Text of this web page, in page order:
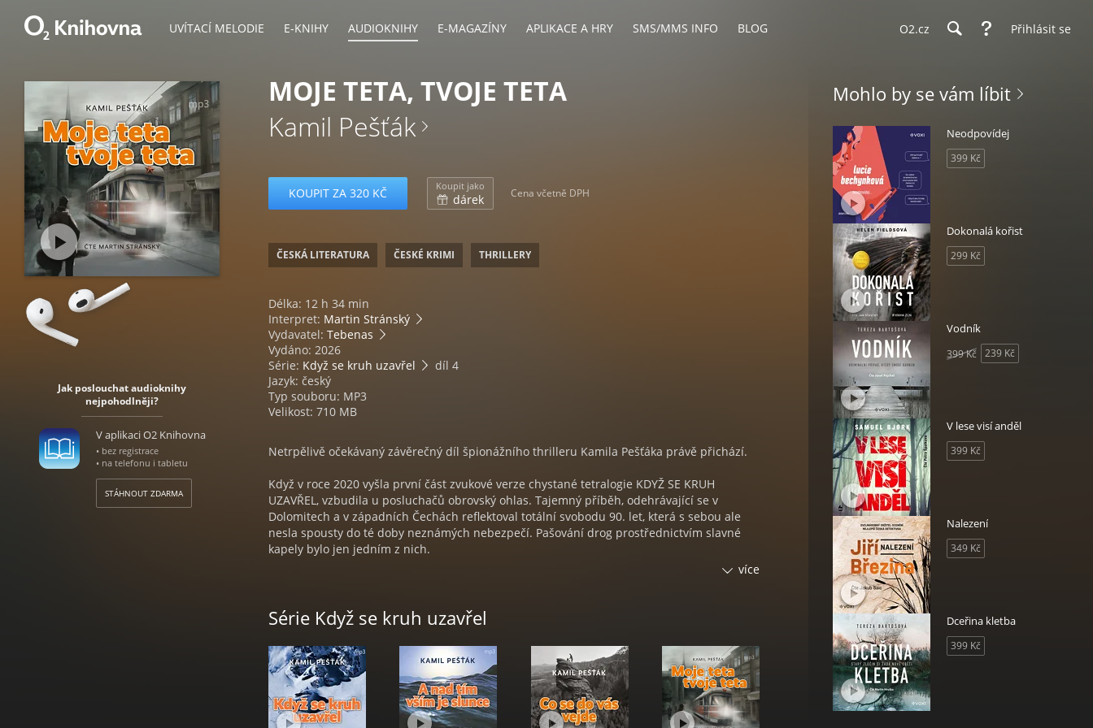
UVÍTACÍ MELODIE E-KNIHY AUDIOKNIHY E-MAGAZÍNY APLIKACE A HRY SMS/MMS INFO BLOG O2.cz Přihlásit se
Jak poslouchat audioknihy
nejpohodlněji?
V aplikaci O2 Knihovna
• bez registrace
• na telefonu i tabletu
STÁHNOUT ZDARMA
MOJE TETA, TVOJE TETA
Kamil Pešťák
KOUPIT ZA 320 KČ Koupit jako
dárek Cena včetně DPH
ČESKÁ LITERATURA ČESKÉ KRIMI THRILLERY
Délka: 12 h 34 min
Interpret: Martin Stránský
Vydavatel: Tebenas
Vydáno: 2026
Série: Když se kruh uzavřel
díl 4
Jazyk: český
Typ souboru: MP3
Velikost: 710 MB
Netrpělivě očekávaný závěrečný díl špionážního thrilleru Kamila Pešťáka právě přichází.
Když v roce 2020 vyšla první část zvukové verze chystané tetralogie KDYŽ SE KRUH
UZAVŘEL, vzbudila u posluchačů obrovský ohlas. Tajemný příběh, odehrávající se v
Dolomitech a v západních Čechách reflektoval totální svobodu 90. let, která s sebou ale
nesla spousty do té doby neznámých nebezpečí. Pašování drog prostřednictvím slavné
kapely bylo jen jedním z nich.
děj tu do období obou světových válek, jindy do pekla komunistické normalizace. Tam se z
velké části odehrává i děj závěrečné části.
Prokop Falk alias Prófa se vzdá plánů na emigraci a zůstává v Československu se svou
těhotnou přítelkyní. Železná opona se mezitím definitivně a neprodyšně uzavře. Teprve
náhodné setkání s tajuplnou ženou spustí lavinu událostí, které přivedou Prokopa zpět do
sítě zpravodajských her a intrik.
více
Série Když se kruh uzavřel
Mohlo by se vám líbit
Neodpovídej
399 Kč
Dokonalá kořist
299 Kč
Vodník
239 Kč
399 Kč
V lese visí anděl
399 Kč
Nalezení
349 Kč
Dceřina kletba
399 Kč